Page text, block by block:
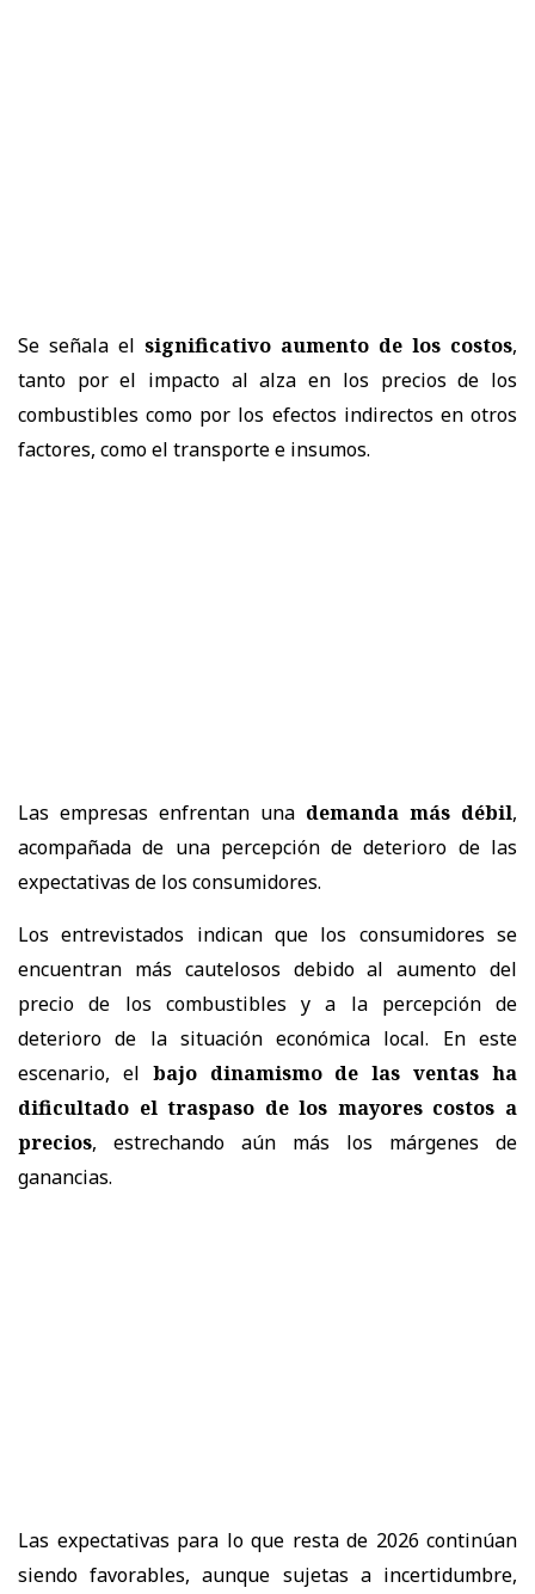
Se señala el significativo aumento de los costos,
tanto por el impacto al alza en los precios de los
combustibles como por los efectos indirectos en otros
factores, como el transporte e insumos.
Las empresas enfrentan una demanda más débil,
acompañada de una percepción de deterioro de las
expectativas de los consumidores.
Los entrevistados indican que los consumidores se
encuentran más cautelosos debido al aumento del
precio de los combustibles y a la percepción de
deterioro de la situación económica local. En este
escenario, el bajo dinamismo de las ventas ha
dificultado el traspaso de los mayores costos a
precios, estrechando aún más los márgenes de
ganancias.
Las expectativas para lo que resta de 2026 continúan
siendo favorables, aunque sujetas a incertidumbre,